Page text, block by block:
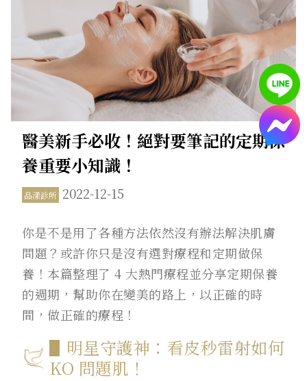
醫美新手必收！絕對要筆記的定期保
養重要小知識！
品漾診所 2022-12-15
你是不是用了各種方法依然沒有辦法解決肌膚
問題？或許你只是沒有選對療程和定期做保
養！本篇整理了 4 大熱門療程並分享定期保養
的週期，幫助你在變美的路上，以正確的時
間，做正確的療程！
▋明星守護神：看皮秒雷射如何
KO 問題肌！